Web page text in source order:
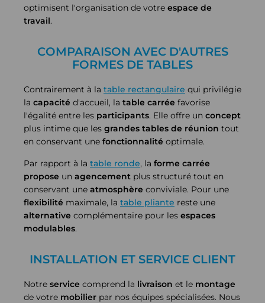
optimisent l'organisation de votre espace de
travail.
COMPARAISON AVEC D'AUTRES
FORMES DE TABLES
Contrairement à la table rectangulaire qui privilégie
la capacité d'accueil, la table carrée favorise
l'égalité entre les participants. Elle offre un concept
plus intime que les grandes tables de réunion tout
en conservant une fonctionnalité optimale.
Par rapport à la table ronde, la forme carrée
propose un agencement plus structuré tout en
conservant une atmosphère conviviale. Pour une
flexibilité maximale, la table pliante reste une
alternative complémentaire pour les espaces
modulables.
INSTALLATION ET SERVICE CLIENT
Notre service comprend la livraison et le montage
de votre mobilier par nos équipes spécialisées. Nous